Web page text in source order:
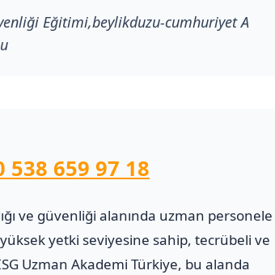
Eğitimi,beylikduzu-cumhuriyet A
538 659 97 18
ve güvenliği alanında uzman personele
yetki seviyesine sahip, tecrübeli ve
Uzman Akademi Türkiye, bu alanda